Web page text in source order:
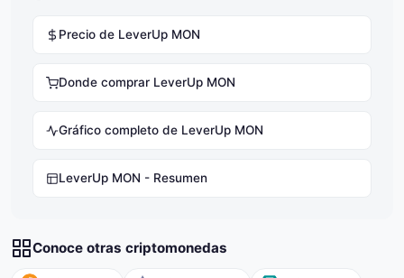
Precio de LeverUp MON
Donde comprar LeverUp MON
Gráfico completo de LeverUp MON
LeverUp MON - Resumen
Conoce otras criptomonedas